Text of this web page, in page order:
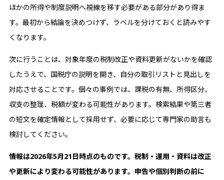
ほかの所得や制度説明へ視線を移す必要がある部分があり得ま
す。最初から結論を決めつけず、ラベルを分けておくと読みやす
くなります。
次に行うことは、対象年度の税制改正や資料更新がないかを確認
したうえで、国税庁の説明を開き、自分の取引リストと見出しを
対応させることです。個々の事例では、課税の有無、所得区分、
収支の整理、税額が変わる可能性があります。検索結果や第三者
の短文を確定情報として採用せず、必要に応じて専門家の助言も
検討してください。
情報は2026年5月21日時点のものです。税制・運用・資料は改正
や更新により変わる可能性があります。申告や個別判断の前に